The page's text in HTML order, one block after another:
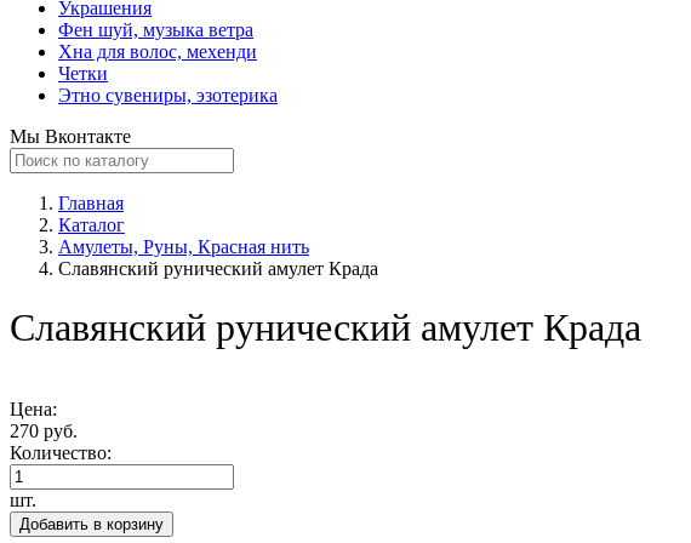
Украшения
Фен шуй, музыка ветра
Хна для волос, мехенди
Четки
Этно сувениры, эзотерика
Мы Вконтакте
Главная
Каталог
Амулеты, Руны, Красная нить
Славянский рунический амулет Крада
Славянский рунический амулет Крада
Цена:
270 руб.
Количество:
шт.
Добавить в корзину